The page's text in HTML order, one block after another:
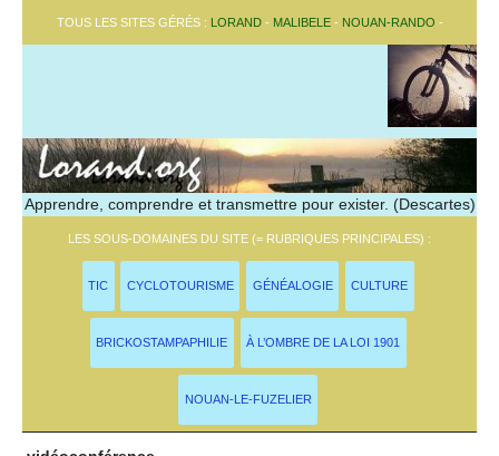
TOUS LES SITES GÉRÉS : LORAND- MALIBELE- NOUAN-RANDO -
Apprendre, comprendre et transmettre pour exister. (Descartes)
LES SOUS-DOMAINES DU SITE (= RUBRIQUES PRINCIPALES) :
TIC CYCLOTOURISME GÉNÉALOGIE CULTURE
BRICKOSTAMPAPHILIE À L’OMBRE DE LA LOI 1901
NOUAN-LE-FUZELIER